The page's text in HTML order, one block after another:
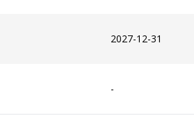
2027-12-31
-